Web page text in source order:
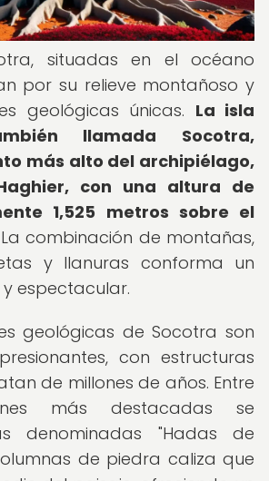
situadas en el océano
por su relieve montañoso y
geológicas únicas. La isla
llamada Socotra,
más alto del archipiélago,
con una altura de
1,525 metros sobre el
La combinación de montañas,
y llanuras conforma un
espectacular.
geológicas de Socotra son
con estructuras
de millones de años. Entre
más destacadas se
denominadas "Hadas de
de piedra caliza que